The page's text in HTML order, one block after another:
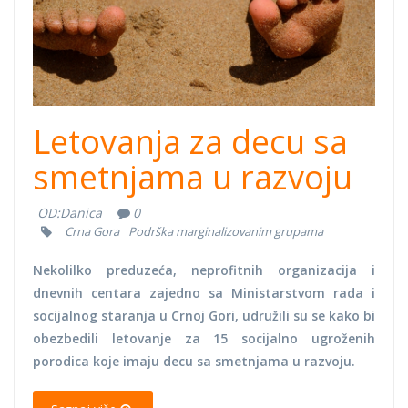
Letovanja za decu sa
smetnjama u razvoju
OD:Danica 0
Crna Gora Podrška marginalizovanim grupama
Nekolilko preduzeća, neprofitnih organizacija i
dnevnih centara zajedno sa Ministarstvom rada i
socijalnog staranja u Crnoj Gori, udružili su se kako bi
obezbedili letovanje za 15 socijalno ugroženih
porodica koje imaju decu sa smetnjama u razvoju.